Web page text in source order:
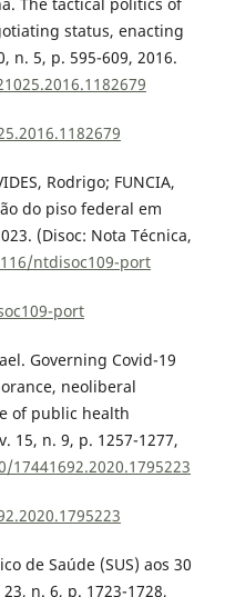
The tactical politics of
status, enacting
n. 5, p. 595-609, 2016.
Rodrigo; FUNCIA,
do piso federal em
(Disoc: Nota Técnica,
ntdisoc109-port
port
Governing Covid-19
neoliberal
of public health
15, n. 9, p. 1257-1277,
de Saúde (SUS) aos 30
n. 6, p. 1723-1728,